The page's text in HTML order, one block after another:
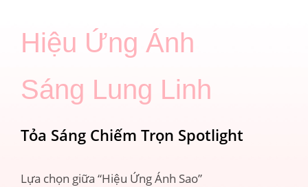
Hiệu Ứng Ánh
Sáng Lung Linh
Tỏa Sáng Chiếm Trọn Spotlight
Lựa chọn giữa “Hiệu Ứng Ánh Sao”